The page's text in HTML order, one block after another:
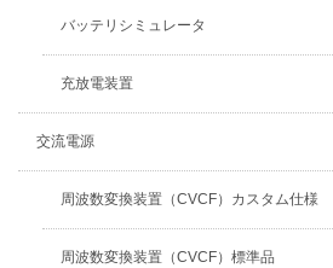
バッテリシミュレータ
充放電装置
交流電源
周波数変換装置（CVCF）カスタム仕様
周波数変換装置（CVCF）標準品